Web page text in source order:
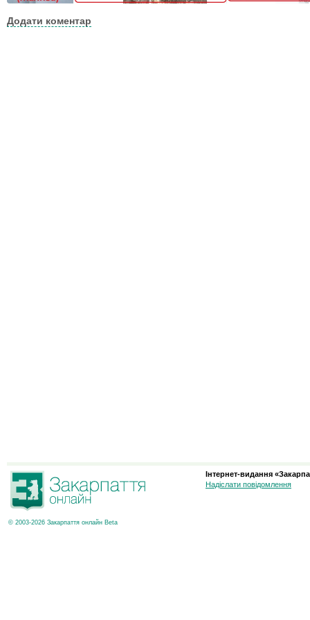
Додати коментар
© 2003-2026 Закарпаття онлайн Beta
Інтернет-видання
Надіслати повідомлення